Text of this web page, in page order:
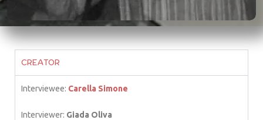
CREATOR
Interviewee: Carella Simone
Interviewer: Giada Oliva